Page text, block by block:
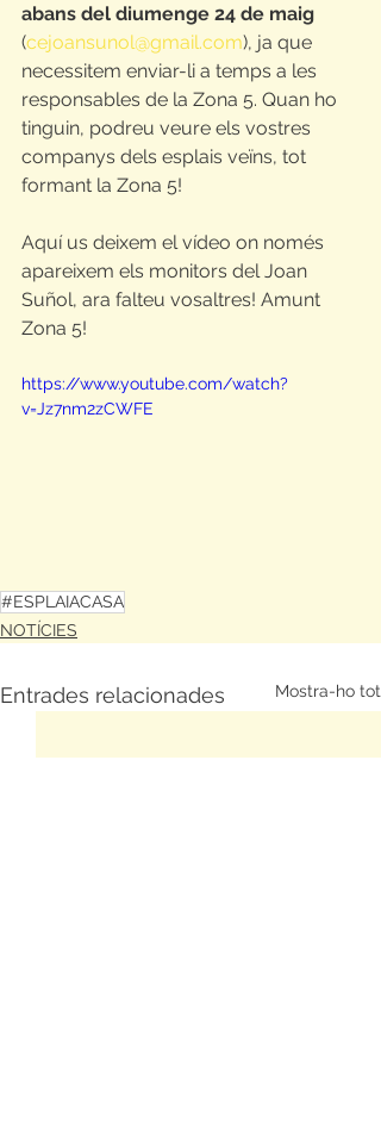
abans del diumenge 24 de maig
(cejoansunol@gmail.com), ja que
necessitem enviar-li a temps a les
responsables de la Zona 5. Quan ho
tinguin, podreu veure els vostres
companys dels esplais veïns, tot
formant la Zona 5!
Aquí us deixem el vídeo on només
apareixem els monitors del Joan
Suñol, ara falteu vosaltres! Amunt
Zona 5!
https://www.youtube.com/watch?
v=Jz7nm2zCWFE
#ESPLAIACASA
NOTÍCIES
Entrades relacionades Mostra-ho tot